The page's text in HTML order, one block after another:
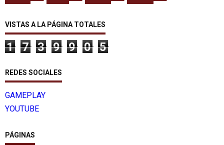
VISTAS A LA PÁGINA TOTALES
1 7 3 9 9 0 5
REDES SOCIALES
GAMEPLAY
YOUTUBE
PÁGINAS